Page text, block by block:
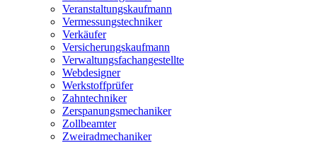
Veranstaltungskaufmann
Vermessungstechniker
Verkäufer
Versicherungskaufmann
Verwaltungsfachangestellte
Webdesigner
Werkstoffprüfer
Zahntechniker
Zerspanungsmechaniker
Zollbeamter
Zweiradmechaniker